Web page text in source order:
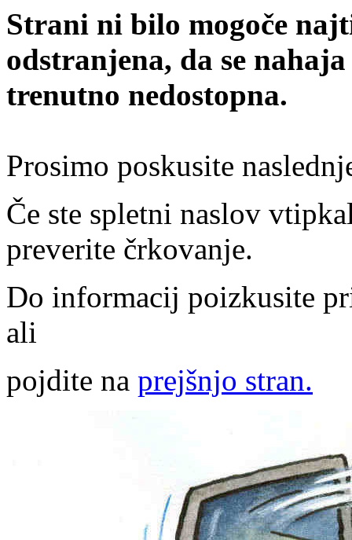
Strani ni bilo mogoče
odstranjena, da se
trenutno nedostopna.
Prosimo poskusite
Če ste spletni naslov
preverite črkovanje.
Do informacij poizkusite
ali
pojdite na prejšnjo stran.